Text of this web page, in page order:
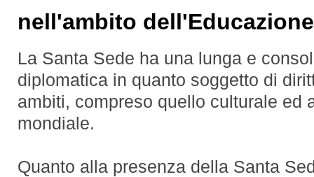
nell'ambito
La Santa Sede ha una lunga e
diplomatica in quanto soggetto di
ambiti, compreso quello culturale ed
mondiale.
Quanto alla presenza della Santa